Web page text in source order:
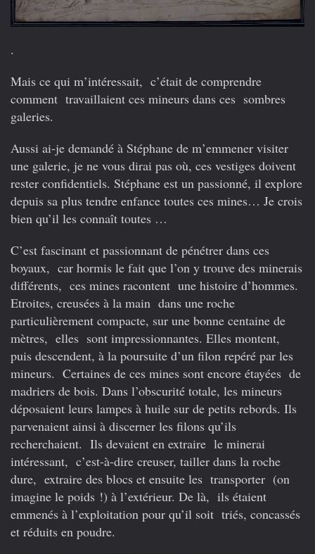
.
Mais ce qui m’intéressait, c’était de comprendre
comment travaillaient ces mineurs dans ces sombres
galeries.
Aussi ai-je demandé à Stéphane de m’emmener visiter
une galerie, je ne vous dirai pas où, ces vestiges doivent
rester confidentiels. Stéphane est un passionné, il explore
depuis sa plus tendre enfance toutes ces mines… Je crois
bien qu’il les connaît toutes …
C’est fascinant et passionnant de pénétrer dans ces
boyaux, car hormis le fait que l’on y trouve des minerais
différents, ces mines racontent une histoire d’hommes.
Etroites, creusées à la main dans une roche
particulièrement compacte, sur une bonne centaine de
mètres, elles sont impressionnantes. Elles montent,
puis descendent, à la poursuite d’un filon repéré par les
mineurs. Certaines de ces mines sont encore étayées de
madriers de bois. Dans l’obscurité totale, les mineurs
déposaient leurs lampes à huile sur de petits rebords. Ils
parvenaient ainsi à discerner les filons qu’ils
recherchaient. Ils devaient en extraire le minerai
intéressant, c’est-à-dire creuser, tailler dans la roche
dure, extraire des blocs et ensuite les transporter (on
imagine le poids !) à l’extérieur. De là, ils étaient
emmenés à l’exploitation pour qu’il soit triés, concassés
et réduits en poudre.